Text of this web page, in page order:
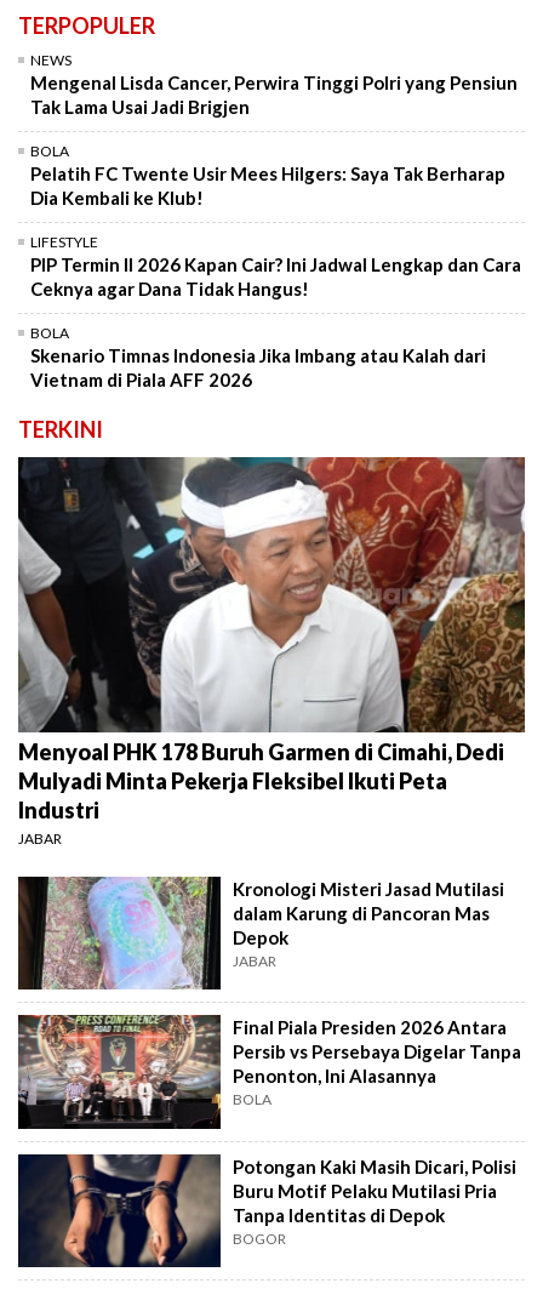
TERPOPULER
NEWS
Mengenal Lisda Cancer, Perwira Tinggi Polri yang Pensiun
Tak Lama Usai Jadi Brigjen
BOLA
Pelatih FC Twente Usir Mees Hilgers: Saya Tak Berharap
Dia Kembali ke Klub!
LIFESTYLE
PIP Termin II 2026 Kapan Cair? Ini Jadwal Lengkap dan Cara
Ceknya agar Dana Tidak Hangus!
BOLA
Skenario Timnas Indonesia Jika Imbang atau Kalah dari
Vietnam di Piala AFF 2026
TERKINI
Menyoal PHK 178 Buruh Garmen di Cimahi, Dedi
Mulyadi Minta Pekerja Fleksibel Ikuti Peta
Industri
JABAR
Kronologi Misteri Jasad Mutilasi
dalam Karung di Pancoran Mas
Depok
JABAR
Final Piala Presiden 2026 Antara
Persib vs Persebaya Digelar Tanpa
Penonton, Ini Alasannya
BOLA
Potongan Kaki Masih Dicari, Polisi
Buru Motif Pelaku Mutilasi Pria
Tanpa Identitas di Depok
BOGOR